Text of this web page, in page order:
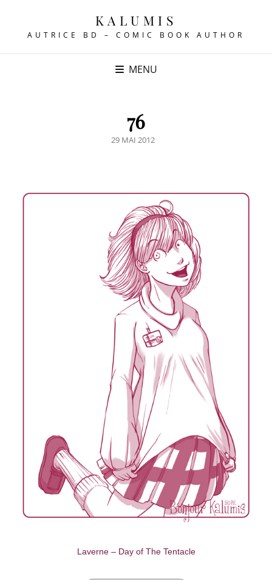
KALUMIS
AUTRICE BD – COMIC BOOK AUTHOR
MENU
76
POSTED
29 MAI 2012
Laverne – Day of The Tentacle